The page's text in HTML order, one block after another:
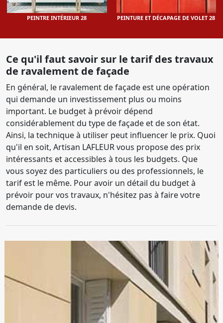
PEINTRE INTÉRIEUR 28 PEINTURE ET DÉCAPAGE DE VOLET 28
Ce qu'il faut savoir sur le tarif des travaux
de ravalement de façade
En général, le ravalement de façade est une opération
qui demande un investissement plus ou moins
important. Le budget à prévoir dépend
considérablement du type de façade et de son état.
Ainsi, la technique à utiliser peut influencer le prix. Quoi
qu'il en soit, Artisan LAFLEUR vous propose des prix
intéressants et accessibles à tous les budgets. Que
vous soyez des particuliers ou des professionnels, le
tarif est le même. Pour avoir un détail du budget à
prévoir pour vos travaux, n'hésitez pas à faire votre
demande de devis.